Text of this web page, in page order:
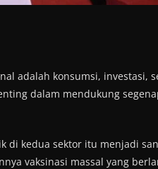
adalah konsumsi, investasi,
dalam mendukung
di kedua sektor itu menjadi
vaksinasi massal yang